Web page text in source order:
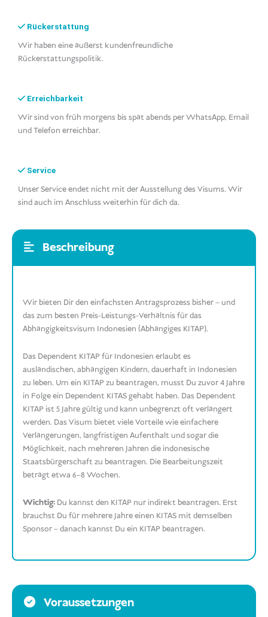
Rückerstattung
Wir haben eine äußerst kundenfreundliche
Rückerstattungspolitik.
Erreichbarkeit
Wir sind von früh morgens bis spät abends per WhatsApp, Email
und Telefon erreichbar.
Service
Unser Service endet nicht mit der Ausstellung des Visums. Wir
sind auch im Anschluss weiterhin für dich da.
Beschreibung
Wir bieten Dir den einfachsten Antragsprozess bisher – und
das zum besten Preis-Leistungs-Verhältnis für das
Abhängigkeitsvisum Indonesien (Abhängiges KITAP).
Das Dependent KITAP für Indonesien erlaubt es
ausländischen, abhängigen Kindern, dauerhaft in Indonesien
zu leben. Um ein KITAP zu beantragen, musst Du zuvor 4 Jahre
in Folge ein Dependent KITAS gehabt haben. Das Dependent
KITAP ist 5 Jahre gültig und kann unbegrenzt oft verlängert
werden. Das Visum bietet viele Vorteile wie einfachere
Verlängerungen, langfristigen Aufenthalt und sogar die
Möglichkeit, nach mehreren Jahren die indonesische
Staatsbürgerschaft zu beantragen. Die Bearbeitungszeit
beträgt etwa 6–8 Wochen.
Wichtig: Du kannst den KITAP nur indirekt beantragen. Erst
brauchst Du für mehrere Jahre einen KITAS mit demselben
Sponsor – danach kannst Du ein KITAP beantragen.
Voraussetzungen